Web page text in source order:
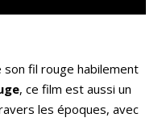
son fil rouge habilement
, ce film est aussi un
les époques, avec